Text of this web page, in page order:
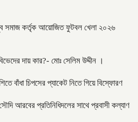
যুব সমাজ কর্তৃক আয়োজিত ফুটবল খেলা ২০২৬
দায় কার?- মোঃ সেলিম উদ্দীন ।
বাঁধা চিপসের প্যাকেট নিতে গিয়ে বিস্ফোরণ
আরবের প্রতিনিধিদলের সাথে প্রবাসী কল্যাণ